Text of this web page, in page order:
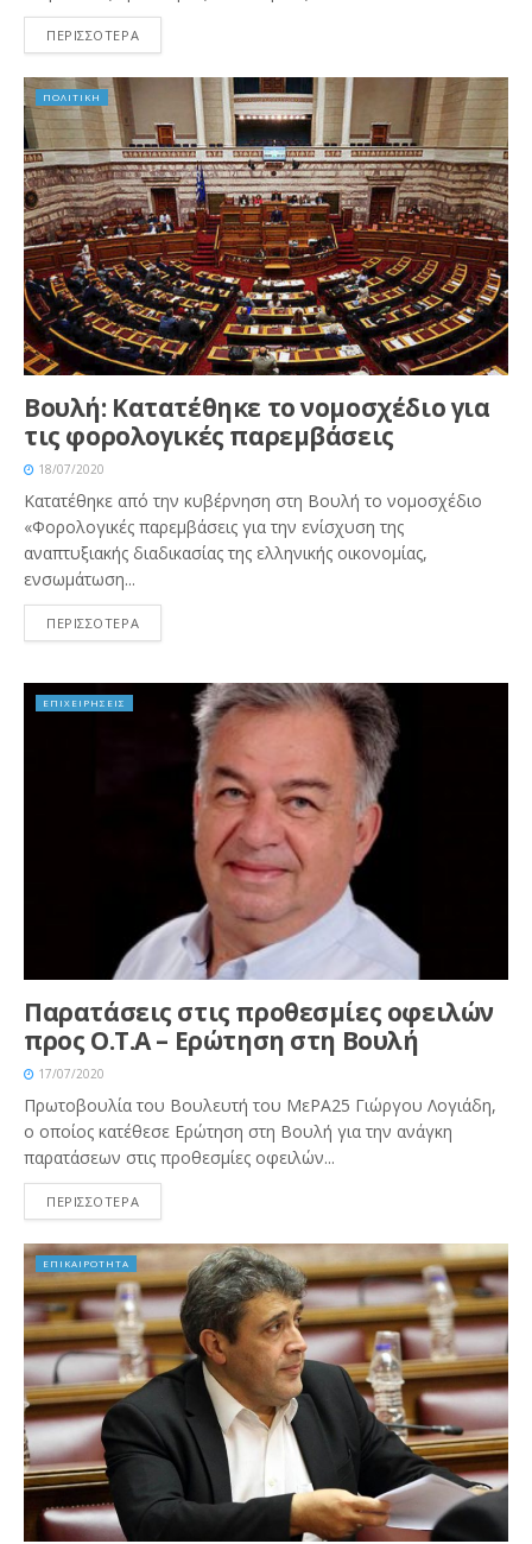
ΠΕΡΙΣΣΟΤΕΡΑ
ΠΟΛΙΤΙΚΗ
Βουλή: Κατατέθηκε το νομοσχέδιο για
τις φορολογικές παρεμβάσεις
18/07/2020
Κατατέθηκε από την κυβέρνηση στη Βουλή το νομοσχέδιο
«Φορολογικές παρεμβάσεις για την ενίσχυση της
αναπτυξιακής διαδικασίας της ελληνικής οικονομίας,
ενσωμάτωση...
ΠΕΡΙΣΣΟΤΕΡΑ
ΕΠΙΧΕΙΡΗΣΕΙΣ
Παρατάσεις στις προθεσμίες οφειλών
προς Ο.Τ.Α – Ερώτηση στη Βουλή
17/07/2020
Πρωτοβουλία του Βουλευτή του ΜεΡΑ25 Γιώργου Λογιάδη,
ο οποίος κατέθεσε Ερώτηση στη Βουλή για την ανάγκη
παρατάσεων στις προθεσμίες οφειλών...
ΠΕΡΙΣΣΟΤΕΡΑ
ΕΠΙΚΑΙΡΟΤΗΤΑ